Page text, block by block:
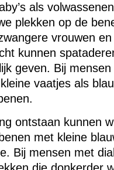
als
plekken op de
vrouwen
kunnen
geven. Bij
vaatjes als
ontstaan kunnen
met kleine
Bij mensen met